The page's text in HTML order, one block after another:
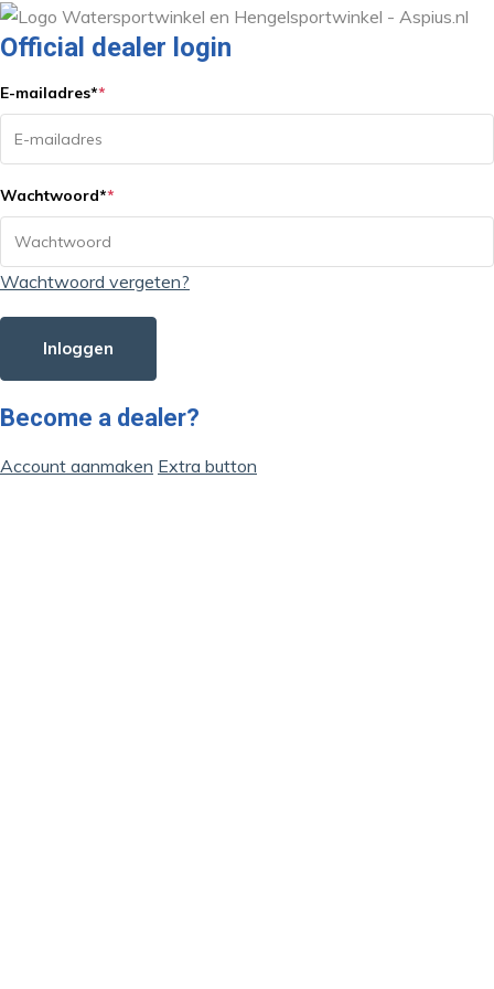
Official dealer login
E-mailadres**
Wachtwoord**
Wachtwoord vergeten?
Inloggen
Become a dealer?
Account aanmaken Extra button